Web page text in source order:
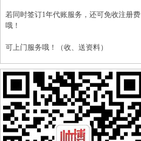
若同时签订1年代账服务，还可免收注册费
哦！
可上门服务哦！（收、送资料）
可加急服务哦！（最快可1工作日）
可代理开银行账户！（我们有长期合作的
银行，可免银行年费用）
咨询热线：023-63653351/63653355、
13320337068、13368080804，一通电话，